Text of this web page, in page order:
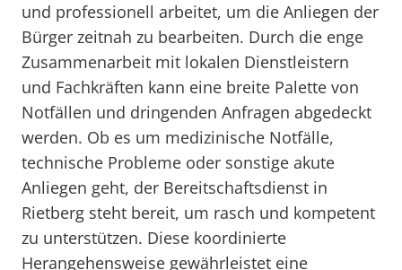
und professionell arbeitet, um die Anliegen der
Bürger zeitnah zu bearbeiten. Durch die enge
Zusammenarbeit mit lokalen Dienstleistern
und Fachkräften kann eine breite Palette von
Notfällen und dringenden Anfragen abgedeckt
werden. Ob es um medizinische Notfälle,
technische Probleme oder sonstige akute
Anliegen geht, der Bereitschaftsdienst in
Rietberg steht bereit, um rasch und kompetent
zu unterstützen. Diese koordinierte
Herangehensweise gewährleistet eine